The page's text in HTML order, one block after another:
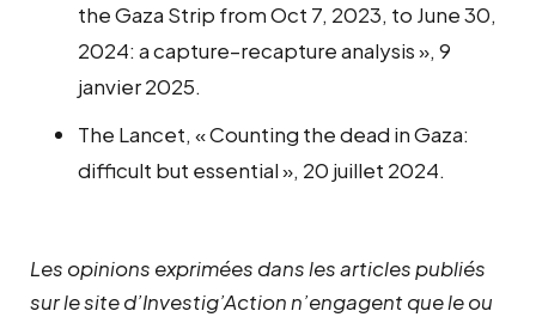
the Gaza Strip from Oct 7, 2023, to June 30,
2024: a capture–recapture analysis », 9
janvier 2025.
The Lancet, « Counting the dead in Gaza:
difficult but essential », 20 juillet 2024.
Les opinions exprimées dans les articles publiés
sur le site d’Investig’Action n’engagent que le ou